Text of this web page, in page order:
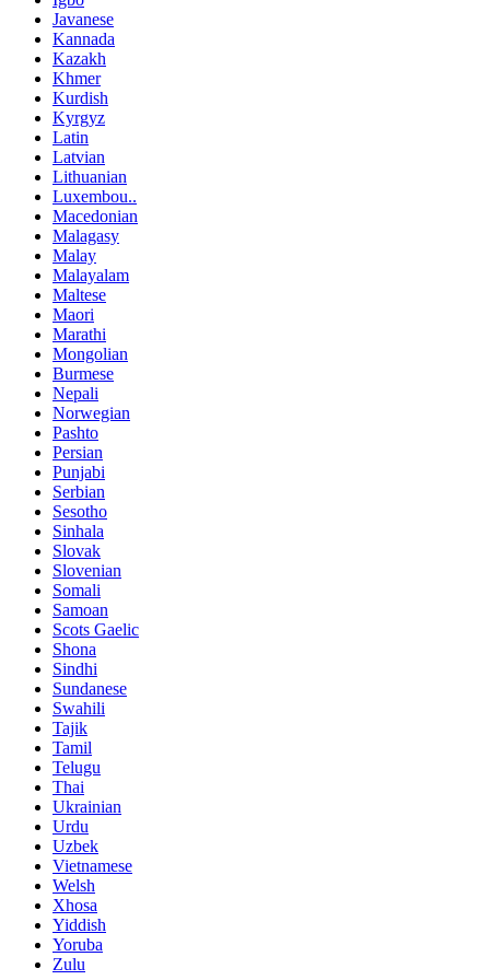
Javanese
Kannada
Kazakh
Khmer
Kurdish
Kyrgyz
Latin
Latvian
Lithuanian
Luxembou..
Macedonian
Malagasy
Malay
Malayalam
Maltese
Maori
Marathi
Mongolian
Burmese
Nepali
Norwegian
Pashto
Persian
Punjabi
Serbian
Sesotho
Sinhala
Slovak
Slovenian
Somali
Samoan
Scots Gaelic
Shona
Sindhi
Sundanese
Swahili
Tajik
Tamil
Telugu
Thai
Ukrainian
Urdu
Uzbek
Vietnamese
Welsh
Xhosa
Yiddish
Yoruba
Zulu